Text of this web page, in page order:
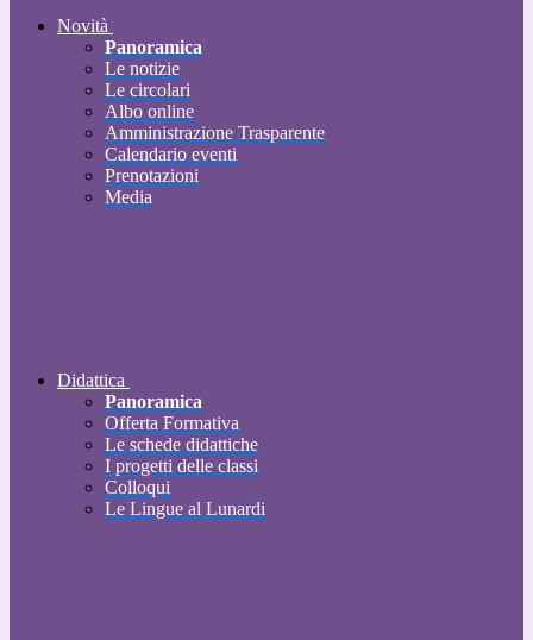
Novità
Panoramica
Le notizie
Le circolari
Albo online
Amministrazione Trasparente
Calendario eventi
Prenotazioni
Media
Didattica
Panoramica
Offerta Formativa
Le schede didattiche
I progetti delle classi
Colloqui
Le Lingue al Lunardi